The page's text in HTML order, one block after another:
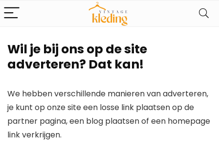
Wil je bij ons op de site
adverteren? Dat kan!
We hebben verschillende manieren van adverteren,
je kunt op onze site een losse link plaatsen op de
partner pagina, een blog plaatsen of een homepage
link verkrijgen.